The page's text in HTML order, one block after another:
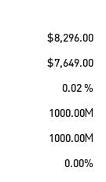
$8,296.00
$7,649.00
0.02 %
1000.00M
1000.00M
0.00%